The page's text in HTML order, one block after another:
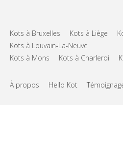
Kots à Bruxelles Kots à Liège
Kots à Louvain-La-Neuve
Kots à Mons
Kots à Charleroi
À propos Hello Kot